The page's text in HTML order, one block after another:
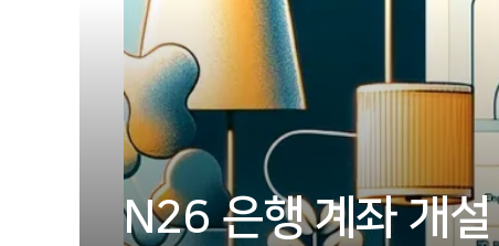
N26 은행 계좌 개